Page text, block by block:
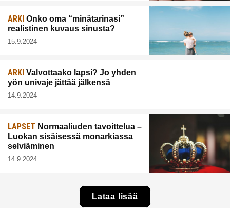
ARKI Onko oma “minätarinasi”
realistinen kuvaus sinusta?
15.9.2024
ARKI Valvottaako lapsi? Jo yhden
yön univaje jättää jälkensä
14.9.2024
LAPSET Normaaliuden tavoittelua –
Luokan sisäisessä monarkiassa
selviäminen
14.9.2024
Lataa lisää